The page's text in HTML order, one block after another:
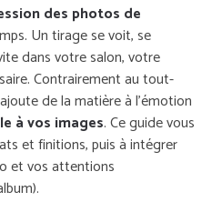
des photos de
Un tirage se voit, se
dans votre salon, votre
Contrairement au tout-
de la matière à l’émotion
à vos images. Ce guide vous
et finitions, puis à intégrer
et vos attentions